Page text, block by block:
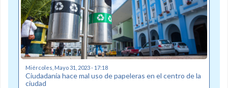
Miércoles, Mayo 31, 2023 - 17:18
Ciudadanía hace mal uso de papeleras en el centro de la
ciudad